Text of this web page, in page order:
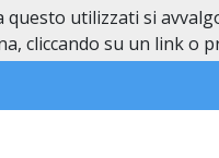
Ligureutilizzati si
cliccando su un link o